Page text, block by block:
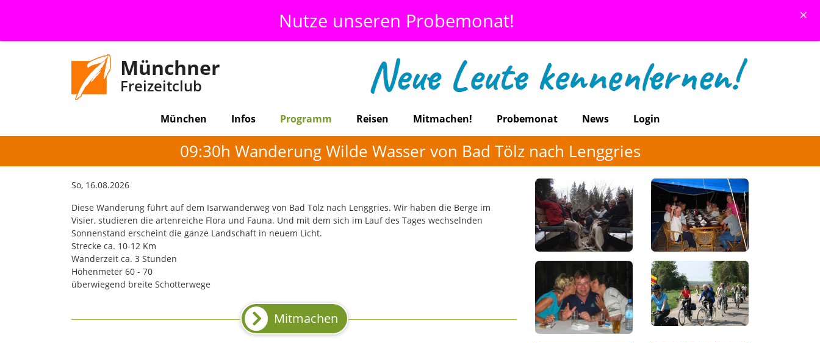
Nutze unseren Probemonat! ×
Münchner
Freizeitclub
München Infos Programm Reisen Mitmachen! Probemonat News Login
09:30h Wanderung Wilde Wasser von Bad Tölz nach Lenggries
So, 16.08.2026
Diese Wanderung führt auf dem Isarwanderweg von Bad Tölz nach Lenggries. Wir haben die Berge im
Visier, studieren die artenreiche Flora und Fauna. Und mit dem sich im Lauf des Tages wechselnden
Sonnenstand erscheint die ganze Landschaft in neuem Licht.
Strecke ca. 10-12 Km
Wanderzeit ca. 3 Stunden
Höhenmeter 60 - 70
überwiegend breite Schotterwege
Mitmachen